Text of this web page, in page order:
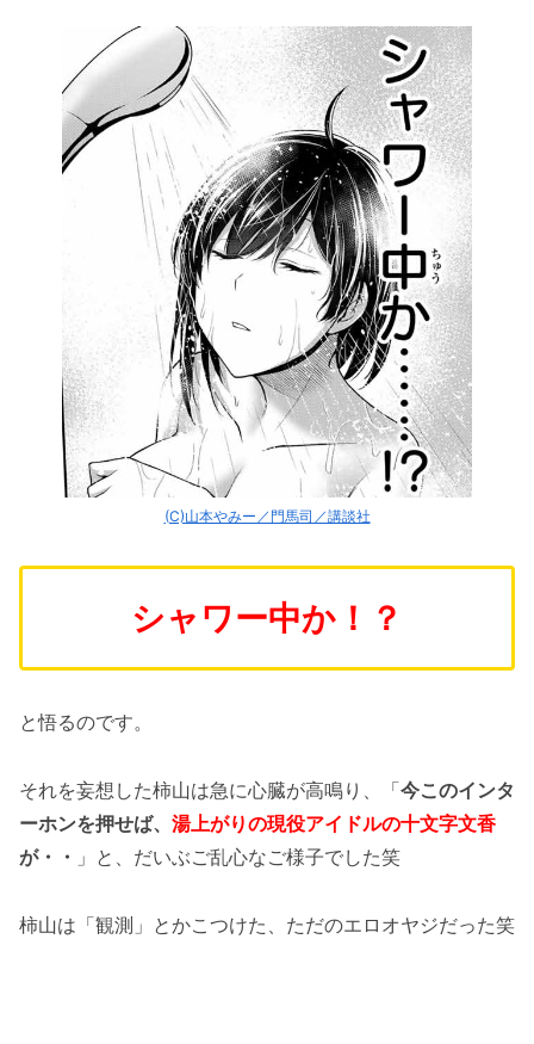
(C)山本やみー／門馬司／講談社
シャワー中か！？
と悟るのです。
それを妄想した柿山は急に心臓が高鳴り、「今このインタ
ーホンを押せば、 湯上がりの現役アイドルの十文字文香
が・・ 」と、だいぶご乱心なご様子でした笑
柿山は「観測」とかこつけた、ただのエロオヤジだった笑